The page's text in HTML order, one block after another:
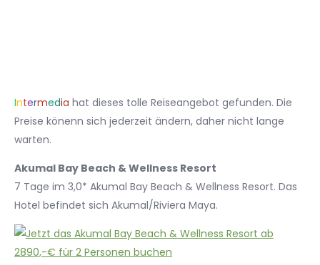
Intermedia hat dieses tolle Reiseangebot gefunden. Die
Preise könenn sich jederzeit ändern, daher nicht lange
warten.
Akumal Bay Beach & Wellness Resort
7 Tage im 3,0* Akumal Bay Beach & Wellness Resort. Das
Hotel befindet sich Akumal/Riviera Maya.